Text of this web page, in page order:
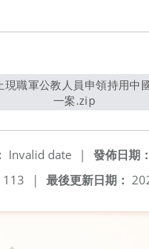
一案.zip
發佈日期：
Invalid date
|
最後更新日期：
113 |